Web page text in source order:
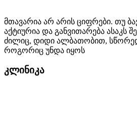
მთავარია არ არის ციფრები. თუ
აქტიურია და განვითარება ასაკს
ძილიც, დიდი ალბათობით, სწორედ
როგორიც უნდა იყოს
კლინიკა